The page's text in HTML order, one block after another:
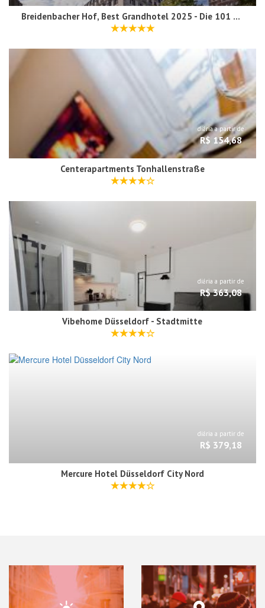
Breidenbacher Hof, Best Grandhotel 2025 - Die 101 Besten
diária a partir de
R$ 154,68
Centerapartments Tonhallenstraße
diária a partir de
R$ 363,08
Vibehome Düsseldorf - Stadtmitte
diária a partir de
R$ 379,18
Mercure Hotel Düsseldorf City Nord